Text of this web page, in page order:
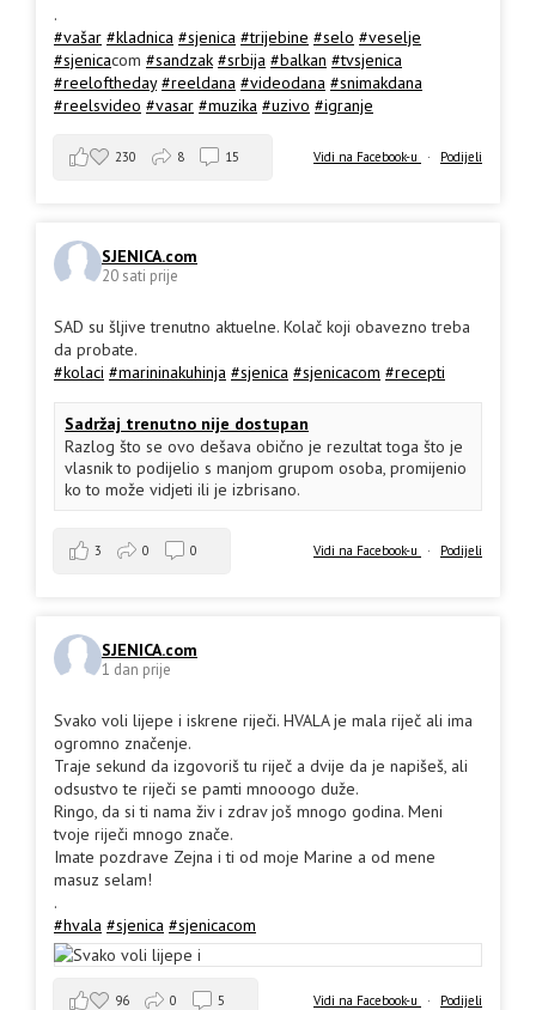
.
#vašar #kladnica #sjenica #trijebine #selo #veselje
#sjenicacom #sandzak #srbija #balkan #tvsjenica
#reeloftheday #reeldana #videodana #snimakdana
#reelsvideo #vasar #muzika #uzivo #igranje
Vidi na Facebook-u · Podijeli
230 8 15
SJENICA.com
20 sati prije
SAD su šljive trenutno aktuelne. Kolač koji obavezno treba
da probate.
#kolaci #marininakuhinja #sjenica #sjenicacom #recepti
Sadržaj trenutno nije dostupan
Razlog što se ovo dešava obično je rezultat toga što je
vlasnik to podijelio s manjom grupom osoba, promijenio
ko to može vidjeti ili je izbrisano.
Vidi na Facebook-u · Podijeli
3 0 0
SJENICA.com
1 dan prije
Svako voli lijepe i iskrene riječi. HVALA je mala riječ ali ima
ogromno značenje.
Traje sekund da izgovoriš tu riječ a dvije da je napišeš, ali
odsustvo te riječi se pamti mnooogo duže.
Ringo, da si ti nama živ i zdrav još mnogo godina. Meni
tvoje riječi mnogo znače.
Imate pozdrave Zejna i ti od moje Marine a od mene
masuz selam!
.
#hvala #sjenica #sjenicacom
Vidi na Facebook-u · Podijeli
96 0 5